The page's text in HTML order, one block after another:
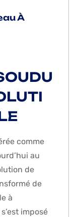
À
comme
au
de
de
à
imposé